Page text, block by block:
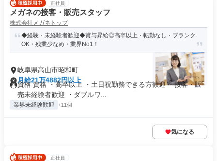
正社員
メガネの接客・販売スタッフ
株式会社メガネトップ
◆経験・未経験者歓迎◆賞与昇給◎高卒以上・転勤なし・ブランク
OK・残業少なめ・業界No1！
岐阜県高山市昭和町
月給21万4882円以上
資格 資格 ・高卒以上 ・土日祝勤務できる方歓迎 ・接客・販
売未経験者歓迎 ・ダブルワ...
業界未経験歓迎 +11個
気になる
正社員